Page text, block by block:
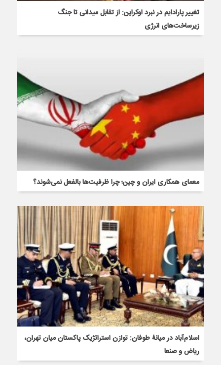
تغییر پارادایم در نبرد اوکراین: از تقابل میدانی تا جنگ
زیرساخت‌های انرژی
معمای همکاری ایران و چین؛ چرا ظرفیت‌ها بالفعل نمی‌شوند؟
اسلام‌آباد در میانۀ طوفان: توازن استراتژیک پاکستان میان تهران،
ریاض و صنعا